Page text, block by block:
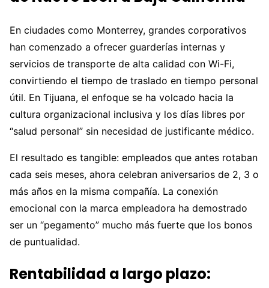
En ciudades como Monterrey, grandes corporativos
han comenzado a ofrecer guarderías internas y
servicios de transporte de alta calidad con Wi-Fi,
convirtiendo el tiempo de traslado en tiempo personal
útil. En Tijuana, el enfoque se ha volcado hacia la
cultura organizacional inclusiva y los días libres por
“salud personal” sin necesidad de justificante médico.
El resultado es tangible: empleados que antes rotaban
cada seis meses, ahora celebran aniversarios de 2, 3 o
más años en la misma compañía. La conexión
emocional con la marca empleadora ha demostrado
ser un “pegamento” mucho más fuerte que los bonos
de puntualidad.
Rentabilidad a largo plazo: